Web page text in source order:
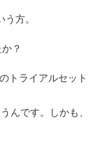
方。
？
トライアルセット
んです。しかも、